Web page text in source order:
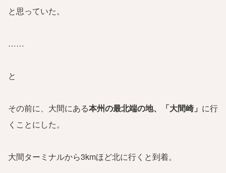
と思っていた。
……
と
その前に、大間にある本州の最北端の地、「大間崎」 に行
くことにした。
大間ターミナルから3kmほど北に行くと到着。